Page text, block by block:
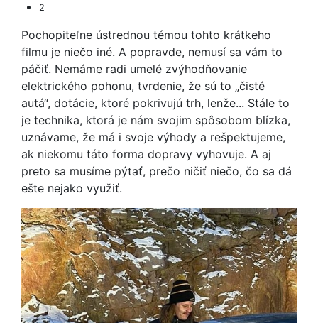
2
Pochopiteľne ústrednou témou tohto krátkeho
filmu je niečo iné. A popravde, nemusí sa vám to
páčiť. Nemáme radi umelé zvýhodňovanie
elektrického pohonu, tvrdenie, že sú to „čisté
autá“, dotácie, ktoré pokrivujú trh, lenže... Stále to
je technika, ktorá je nám svojim spôsobom blízka,
uznávame, že má i svoje výhody a rešpektujeme,
ak niekomu táto forma dopravy vyhovuje. A aj
preto sa musíme pýtať, prečo ničiť niečo, čo sa dá
ešte nejako využiť.